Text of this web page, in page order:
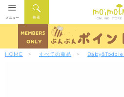
ONLINE STORE
検索
メニュー
HOME すべての商品